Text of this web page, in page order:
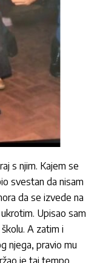
s njim. Kajem se
svestan da nisam
da se izvede na
Upisao sam
A zatim i
njega, pravio mu
je taj tempo